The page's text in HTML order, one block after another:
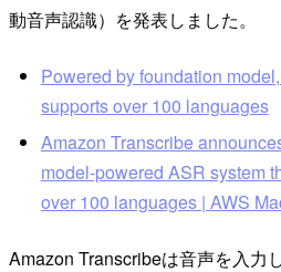
動音声認識）を発表しました。
Powered by foundation
supports over 100 languages
Amazon Transcribe
model-powered ASR system
over 100 languages | AWS
Amazon Transcribeは音声を入力